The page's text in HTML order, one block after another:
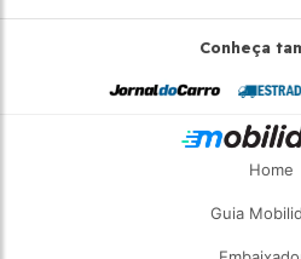
Conheça
Home
Guia